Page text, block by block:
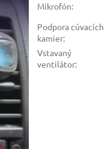
Mikrofón:
Podpora cúvacích
kamier:
Vstavaný
ventilátor: